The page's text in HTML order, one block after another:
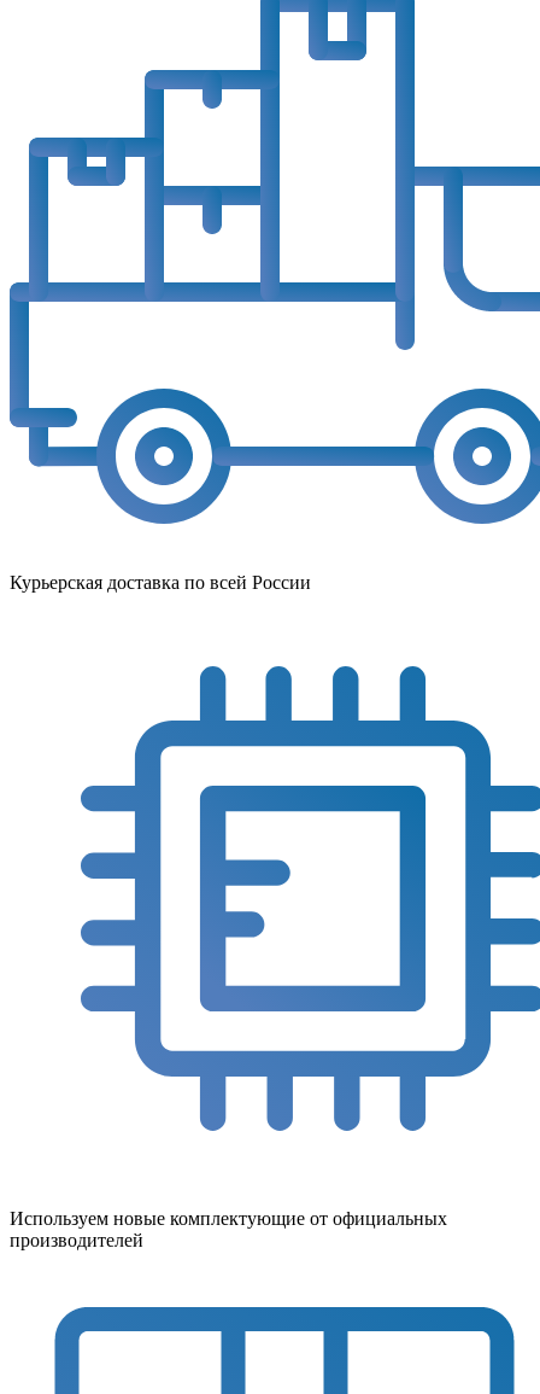
Курьерская доставка по всей России
Используем новые комплектующие от официальных
производителей